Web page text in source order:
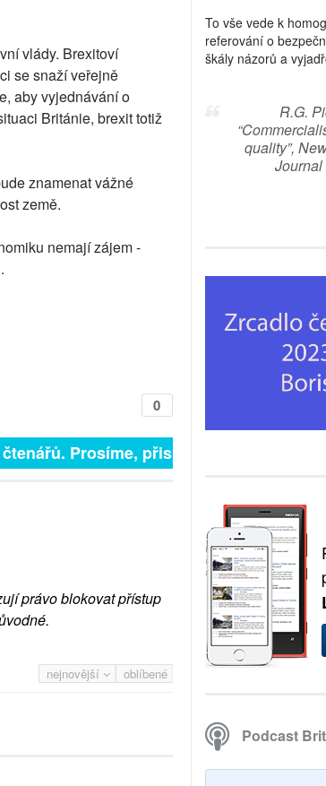
vlády. Brexitoví
se snaží veřejně
aby vyjednávání o
Británie, brexit totiž
znamenat vážné
země.
nemají zájem -
0
Prosíme, přispějte. ➥
právo blokovat přístup
nejnovější oblíbené
To vše vede k
referování o
škály názorů a
R.G.
quality”,
Journal
Podcast